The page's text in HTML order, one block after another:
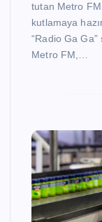
tutan Metro
kutlamaya
“Radio Ga Ga”
Metro FM,…